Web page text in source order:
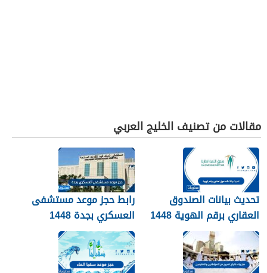
مقالات من تصنيف الخليج العربي
تحديث بيانات الصندوق
العقاري برقم الهوية 1448
الرابط والخطوات
رابط حجز موعد مستشفى
العسكري بجدة 1448